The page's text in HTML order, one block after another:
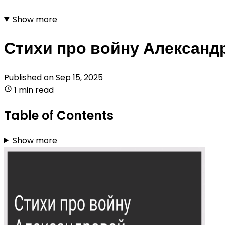
Show more
Стихи про войну
Published onSep 15, 2025
1 min read
Table of Contents
Show more